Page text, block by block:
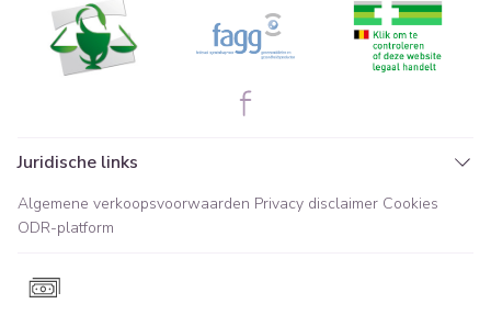
Juridische links
Algemene verkoopsvoorwaarden Privacy disclaimer Cookies
ODR-platform